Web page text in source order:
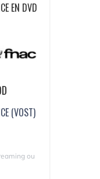
EN DVD
(VOST)
ou